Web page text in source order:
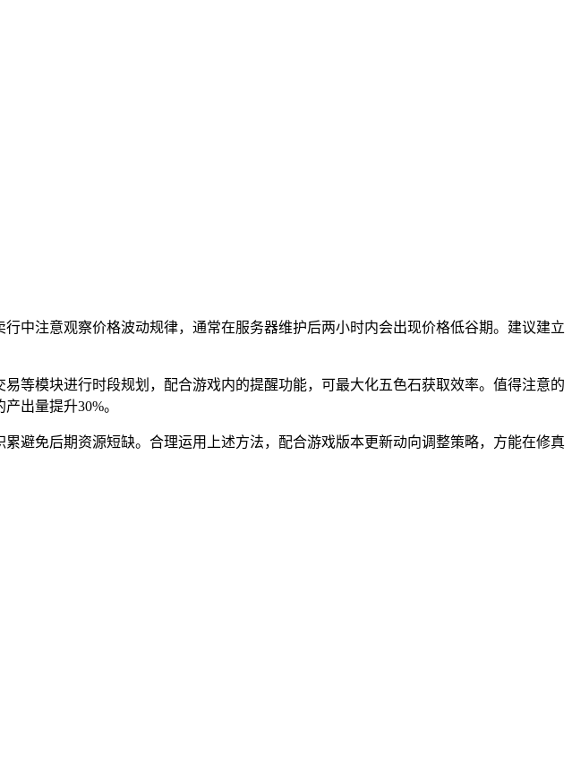
中注意观察价格波动规律，通常在服务器维护后两小时内会出现价格低谷期。建议建立
等模块进行时段规划，配合游戏内的提醒功能，可最大化五色石获取效率。值得注意的
出量提升30%。
避免后期资源短缺。合理运用上述方法，配合游戏版本更新动向调整策略，方能在修真